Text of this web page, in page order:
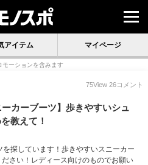
アイテム マイページ
モーションを含みます
75View 26コメント
ーカーブーツ】歩きやすいシュ
教えて！
探しています！歩きやすいスニーカー
さい！レディース向けのものでお願い